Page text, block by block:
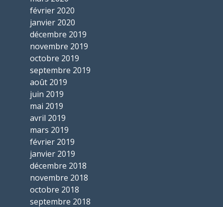
février 2020
janvier 2020
décembre 2019
novembre 2019
octobre 2019
septembre 2019
août 2019
juin 2019
mai 2019
avril 2019
mars 2019
février 2019
janvier 2019
décembre 2018
novembre 2018
octobre 2018
septembre 2018